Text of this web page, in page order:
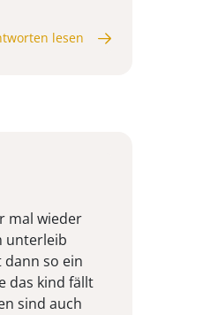
lesen
mal wieder
unterleib
dann so ein
das kind fällt
sind auch